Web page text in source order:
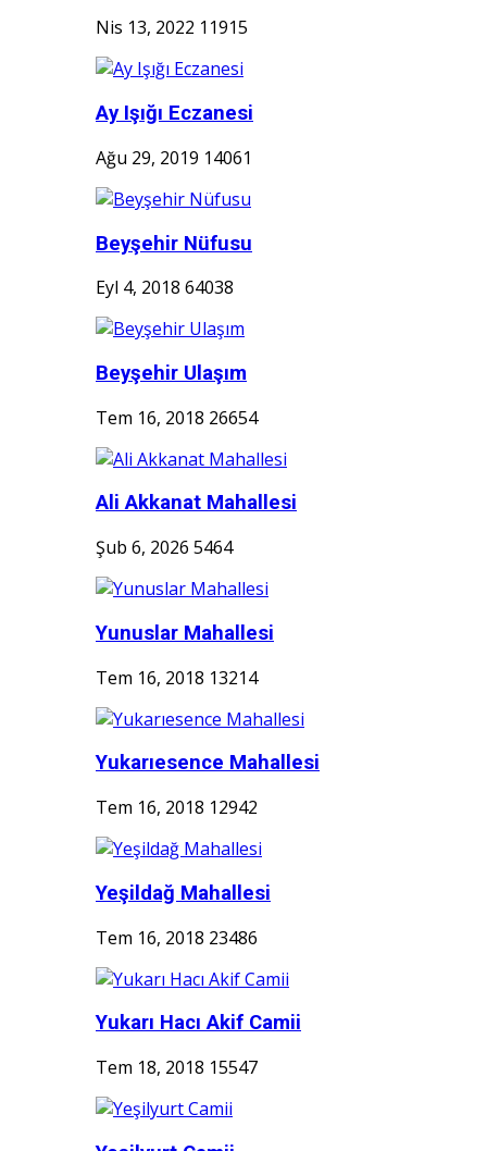
Nis 13, 2022 11915
Ay Işığı Eczanesi
Ağu 29, 2019 14061
Beyşehir Nüfusu
Eyl 4, 2018 64038
Beyşehir Ulaşım
Tem 16, 2018 26654
Ali Akkanat Mahallesi
Şub 6, 2026 5464
Yunuslar Mahallesi
Tem 16, 2018 13214
Yukarıesence Mahallesi
Tem 16, 2018 12942
Yeşildağ Mahallesi
Tem 16, 2018 23486
Yukarı Hacı Akif Camii
Tem 18, 2018 15547